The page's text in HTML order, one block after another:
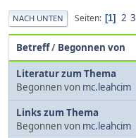
NACH UNTEN Seiten 1 2 3
Betreff/ Begonnen von
Literatur zum Thema
Begonnen von mc.leahcim
Links zum Thema
Begonnen von mc.leahcim